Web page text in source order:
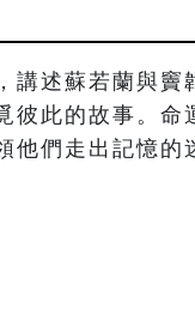
講述蘇若蘭與竇
彼此的故事。命
他們走出記憶的